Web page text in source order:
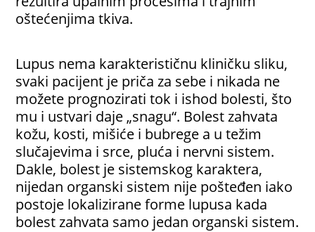
oštećenjima tkiva.
Lupus nema karakterističnu kliničku sliku,
svaki pacijent je priča za sebe i nikada ne
možete prognozirati tok i ishod bolesti, što
mu i ustvari daje „snagu“. Bolest zahvata
kožu, kosti, mišiće i bubrege a u težim
slučajevima i srce, pluća i nervni sistem.
Dakle, bolest je sistemskog karaktera,
nijedan organski sistem nije pošteđen iako
postoje lokalizirane forme lupusa kada
bolest zahvata samo jedan organski sistem.